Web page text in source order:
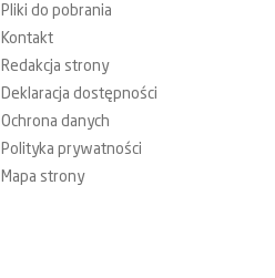
Pliki do pobrania
Kontakt
Redakcja strony
Deklaracja dostępności
Ochrona danych
Polityka prywatności
Mapa strony